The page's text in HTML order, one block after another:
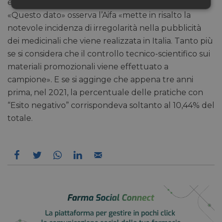
evidenziato problemi nei materiali di consultazione.
«Questo dato» osserva l’Aifa «mette in risalto la
notevole incidenza di irregolarità nella pubblicità
dei medicinali che viene realizzata in Italia. Tanto più
se si considera che il controllo tecnico-scientifico sui
materiali promozionali viene effettuato a
campione». E se si agginge che appena tre anni
prima, nel 2021, la percentuale delle pratiche con
“Esito negativo” corrispondeva soltanto al 10,44% del
totale.
Necessari Marketing
Non classificati
navigazione sulle pagine e l'accesso alle aree
protette del sito. Il sito web non è in grado di
SCADENZA
pharmacyscanner.it
settimane
viene
dal